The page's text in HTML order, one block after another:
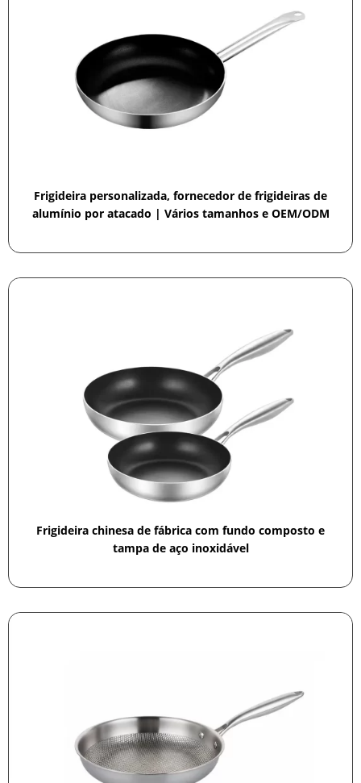
Frigideira personalizada, fornecedor de frigideiras de
alumínio por atacado | Vários tamanhos e OEM/ODM
Frigideira chinesa de fábrica com fundo composto e
tampa de aço inoxidável